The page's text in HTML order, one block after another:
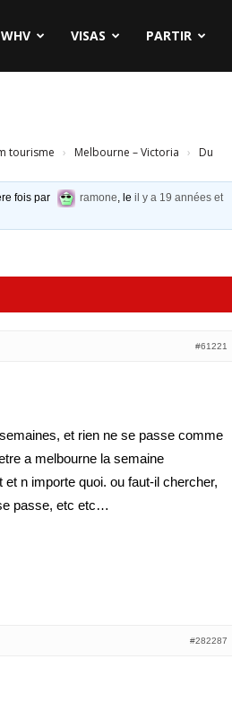
WHV VISAS PARTIR
tourisme › Melbourne – Victoria ›
Du
fois par ramone, leil y a 19 années et
#61221
et rien ne se passe comme
a melbourne la semaine
n importe quoi. ou faut-il chercher,
passe, etc etc…
#282287